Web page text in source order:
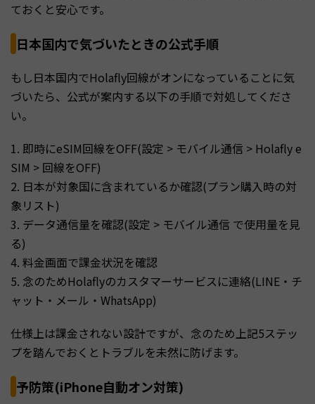
ておくと安心です。
日本国内で気づいたときの公式手順
もし日本国内でHolafly回線がオンになっていることに気
づいたら、公式が案内する以下の手順で対処してくださ
い。
1. 即時にeSIM回線をOFF(設定 > モバイル通信 > Holafly e
SIM > 回線をOFF)
2. 日本が対象国に含まれているか確認(プラン購入時の対
象リスト)
3. データ通信量を確認(設定 > モバイル通信 で使用量を見
る)
4. 料金画面で課金状況を確認
5. 念のためHolaflyのカスタマーサービスに連絡(LINE・チ
ャット・メール・WhatsApp)
仕様上は課金されない設計ですが、念のため上記5ステッ
プを踏んでおくとトラブルを未然に防げます。
予防策(iPhone自動オン対策)